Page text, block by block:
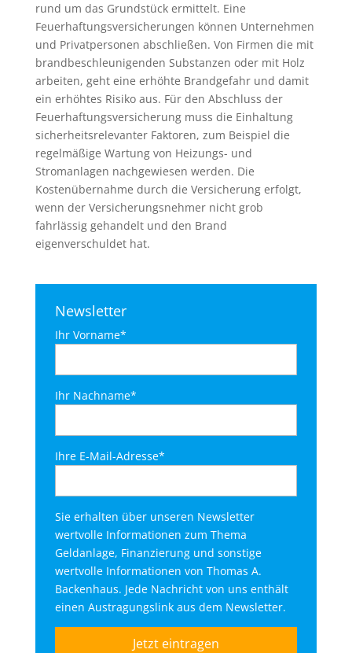
rund um das Grundstück ermittelt. Eine
Feuerhaftungsversicherungen können Unternehmen
und Privatpersonen abschließen. Von Firmen die mit
brandbeschleunigenden Substanzen oder mit Holz
arbeiten, geht eine erhöhte Brandgefahr und damit
ein erhöhtes Risiko aus. Für den Abschluss der
Feuerhaftungsversicherung muss die Einhaltung
sicherheitsrelevanter Faktoren, zum Beispiel die
regelmäßige Wartung von Heizungs- und
Stromanlagen nachgewiesen werden. Die
Kostenübernahme durch die Versicherung erfolgt,
wenn der Versicherungsnehmer nicht grob
fahrlässig gehandelt und den Brand
eigenverschuldet hat.
Newsletter
Ihr Vorname*
Ihr Nachname*
Ihre E-Mail-Adresse*
Sie erhalten über unseren Newsletter
wertvolle Informationen zum Thema
Geldanlage, Finanzierung und sonstige
wertvolle Informationen von Thomas A.
Backenhaus. Jede Nachricht von uns enthält
einen Austragungslink aus dem Newsletter.